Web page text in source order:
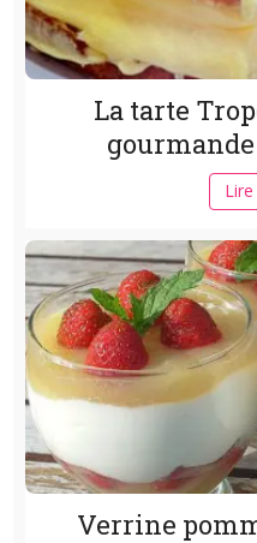
La tarte
Verrine